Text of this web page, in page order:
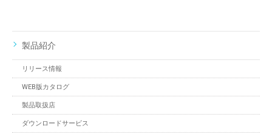
製品紹介
リリース情報
WEB版カタログ
製品取扱店
ダウンロードサービス